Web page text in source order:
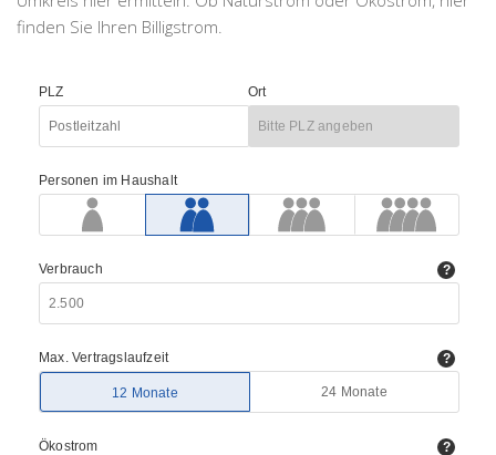
finden Sie Ihren Billigstrom.